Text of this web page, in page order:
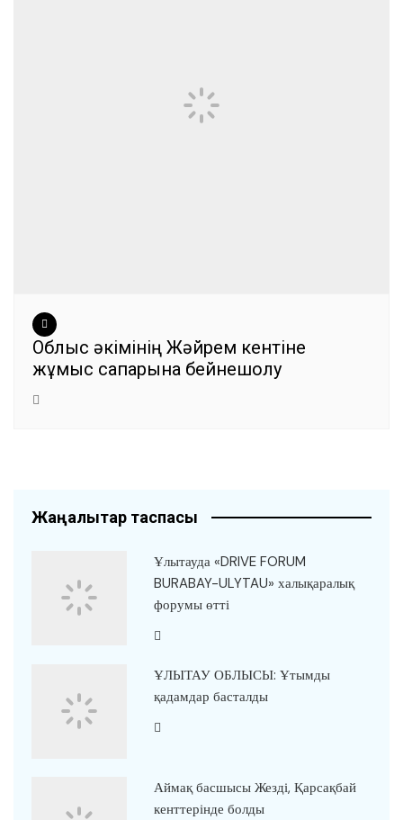
Облыс әкімінің Жәйрем кентіне
жұмыс сапарына бейнешолу
Жаңалықтар таспасы
Ұлытауда «DRIVE FORUM
BURABAY-ULYTAU» халықаралық
форумы өтті
ҰЛЫТАУ ОБЛЫСЫ: Ұтымды
қадамдар басталды
Аймақ басшысы Жезді, Қарсақбай
кенттерінде болды